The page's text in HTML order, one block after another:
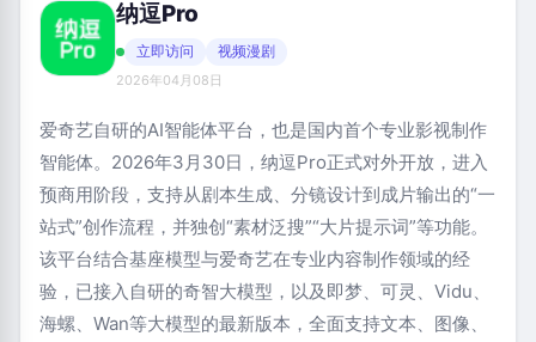
纳逗Pro
立即访问 视频漫剧
2026年04月08日
爱奇艺自研的AI智能体平台，也是国内首个专业影视制作
智能体。2026年3月30日，纳逗Pro正式对外开放，进入
预商用阶段，支持从剧本生成、分镜设计到成片输出的“一
站式”创作流程，并独创“素材泛搜”“大片提示词”等功能。
该平台结合基座模型与爱奇艺在专业内容制作领域的经
验，已接入自研的奇智大模型，以及即梦、可灵、Vidu、
海螺、Wan等大模型的最新版本，全面支持文本、图像、